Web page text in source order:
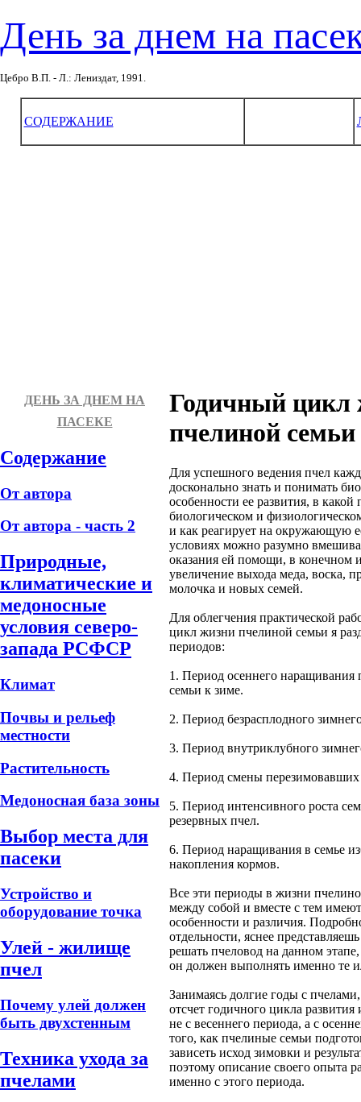
День за днем на
Цебро В.П. - Л.: Лениздат, 1991.
СОДЕРЖАНИЕ
ДЕНЬ ЗА ДНЕМ НА
ПАСЕКЕ
Содержание
От автора
От автора - часть 2
Природные,
климатические и
медоносные
условия северо-
запада РСФСР
Климат
Почвы и рельеф
местности
Растительность
Медоносная база зоны
Выбор места для
пасеки
Устройство и
оборудование точка
Улей - жилище
пчел
Почему улей должен
быть двухстенным
Техника ухода за
пчелами
Годичный цикл
пчелиной семьи
Для успешного ведения пчел
досконально знать и понимать
особенности ее развития, в
биологическом и
и как реагирует на окружающую
условиях можно разумно
оказания ей помощи, в конечном
увеличение выхода меда, воска,
молочка и новых семей.
Для облегчения практической
цикл жизни пчелиной семьи я
периодов:
1. Период осеннего наращивания
семьи к зиме.
2. Период безрасплодного
3. Период внутриклубного
4. Период смены
5. Период интенсивного роста
резервных пчел.
6. Период наращивания в семье
накопления кормов.
Все эти периоды в жизни
между собой и вместе с тем
особенности и различия.
отдельности, яснее
решать пчеловод на данном
он должен выполнять именно те
Занимаясь долгие годы с
отсчет годичного цикла
не с весеннего периода, а с
того, как пчелиные семьи
зависеть исход зимовки и
поэтому описание своего опыта
именно с этого периода.